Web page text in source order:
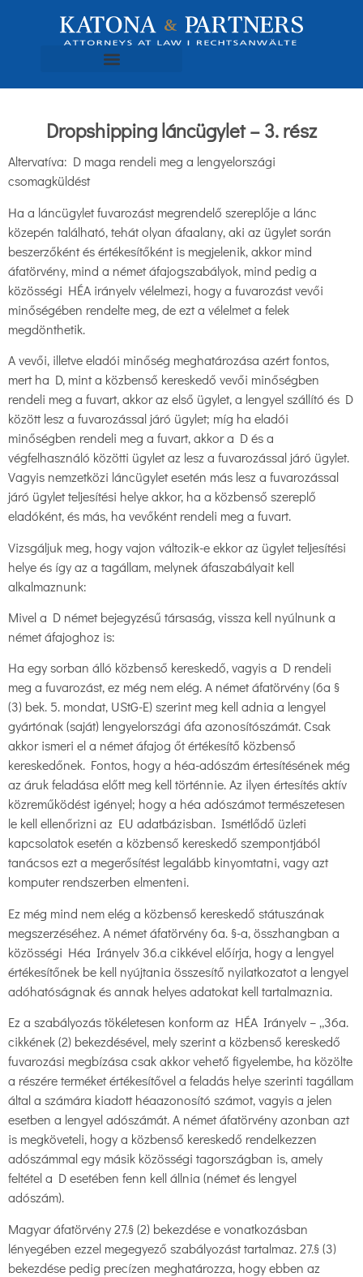
Dropshipping láncügylet – 3. rész
Altervatíva: D maga rendeli meg a lengyelországi
csomagküldést
Ha a láncügylet fuvarozást megrendelő szereplője a lánc
közepén található, tehát olyan áfaalany, aki az ügylet során
beszerzőként és értékesítőként is megjelenik, akkor mind
áfatörvény, mind a német áfajogszabályok, mind pedig a
közösségi HÉA irányelv vélelmezi, hogy a fuvarozást vevői
minőségében rendelte meg, de ezt a vélelmet a felek
megdönthetik.
A vevői, illetve eladói minőség meghatározása azért fontos,
mert ha D, mint a közbenső kereskedő vevői minőségben
rendeli meg a fuvart, akkor az első ügylet, a lengyel szállító és D
között lesz a fuvarozással járó ügylet; míg ha eladói
minőségben rendeli meg a fuvart, akkor a D és a
végfelhasználó közötti ügylet az lesz a fuvarozással járó ügylet.
Vagyis nemzetközi láncügylet esetén más lesz a fuvarozással
járó ügylet teljesítési helye akkor, ha a közbenső szereplő
eladóként, és más, ha vevőként rendeli meg a fuvart.
Vizsgáljuk meg, hogy vajon változik-e ekkor az ügylet teljesítési
helye és így az a tagállam, melynek áfaszabályait kell
alkalmaznunk:
Mivel a D német bejegyzésű társaság, vissza kell nyúlnunk a
német áfajoghoz is:
Ha egy sorban álló közbenső kereskedő, vagyis a D rendeli
meg a fuvarozást, ez még nem elég. A német áfatörvény (6a §
(3) bek. 5. mondat, UStG-E) szerint meg kell adnia a lengyel
gyártónak (saját) lengyelországi áfa azonosítószámát. Csak
akkor ismeri el a német áfajog őt értékesítő közbenső
kereskedőnek. Fontos, hogy a héa-adószám értesítésének még
az áruk feladása előtt meg kell történnie. Az ilyen értesítés aktív
közreműködést igényel; hogy a héa adószámot természetesen
le kell ellenőrizni az EU adatbázisban. Ismétlődő üzleti
kapcsolatok esetén a közbenső kereskedő szempontjából
tanácsos ezt a megerősítést legalább kinyomtatni, vagy azt
komputer rendszerben elmenteni.
Ez még mind nem elég a közbenső kereskedő státuszának
megszerzéséhez. A német áfatörvény 6a. §-a, összhangban a
közösségi Héa Irányelv 36.a cikkével előírja, hogy a lengyel
értékesítőnek be kell nyújtania összesítő nyilatkozatot a lengyel
adóhatóságnak és annak helyes adatokat kell tartalmaznia.
Ez a szabályozás tökéletesen konform az HÉA Irányelv – „36a.
cikkének (2) bekezdésével, mely szerint a közbenső kereskedő
fuvarozási megbízása csak akkor vehető figyelembe, ha közölte
a részére terméket értékesítővel a feladás helye szerinti tagállam
által a számára kiadott héaazonosító számot, vagyis a jelen
esetben a lengyel adószámát. A német áfatörvény azonban azt
is megköveteli, hogy a közbenső kereskedő rendelkezzen
adószámmal egy másik közösségi tagországban is, amely
feltétel a D esetében fenn kell állnia (német és lengyel
adószám).
Magyar áfatörvény 27.§ (2) bekezdése e vonatkozásban
lényegében ezzel megegyező szabályozást tartalmaz. 27.§ (3)
bekezdése pedig precízen meghatározza, hogy ebben az